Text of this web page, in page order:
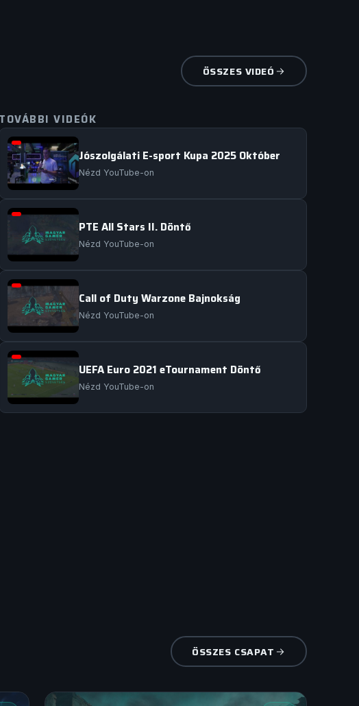
ÖSSZES VIDEÓ
TOVÁBBI VIDEÓK
Jószolgálati E-sport Kupa 2025 Október
Nézd YouTube-on
PTE All Stars II. Döntő
Nézd YouTube-on
Call of Duty Warzone Bajnokság
Nézd YouTube-on
UEFA Euro 2021 eTournament Döntő
Nézd YouTube-on
ÖSSZES CSAPAT